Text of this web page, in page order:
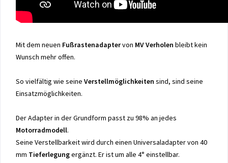
Mit dem neuen Fußrastenadaptervon MV Verholen bleibt kein
Wunsch mehr offen.
So vielfältig wie seine Verstellmöglichkeiten sind, sind seine
Einsatzmöglichkeiten.
Der Adapter in der Grundform passt zu 98% an jedes
Motorradmodell.
Seine Verstellbarkeit wird durch einen Universaladapter von 40
mm Tieferlegungergänzt. Er ist um alle 4° einstellbar.